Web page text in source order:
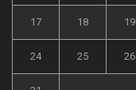
17 18 19
24 25 26